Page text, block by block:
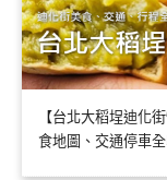
【台北大稻埕迪化
食地圖、交通停車